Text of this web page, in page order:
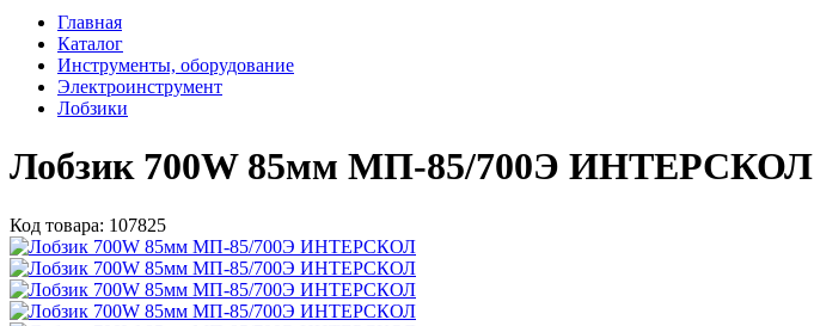
Главная
Каталог
Инструменты, оборудование
Электроинструмент
Лобзики
Лобзик 700W 85мм МП-85/700Э ИНТЕРСКОЛ
Код товара: 107825